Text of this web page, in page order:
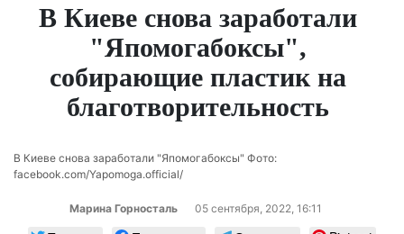
В Киеве снова заработали
"Япомогабоксы",
собирающие пластик на
благотворительность
В Киеве снова заработали "Япомогабоксы" Фото:
facebook.com/Yapomoga.official/
Марина Горносталь 05 сентября, 2022, 16:11